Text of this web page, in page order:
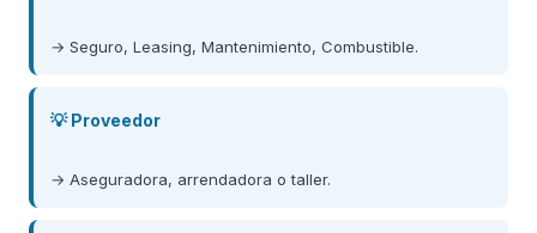
→ Seguro, Leasing, Mantenimiento, Combustible.
💡 Proveedor
→ Aseguradora, arrendadora o taller.